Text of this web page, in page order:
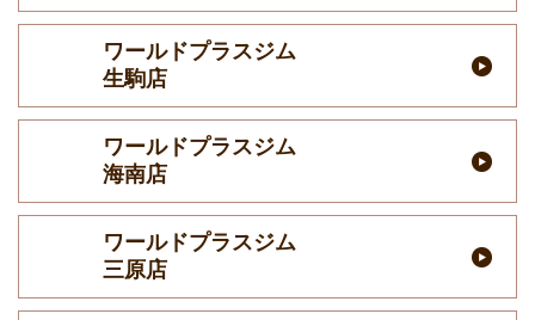
ワールドプラスジム
生駒店
ワールドプラスジム
海南店
ワールドプラスジム
三原店